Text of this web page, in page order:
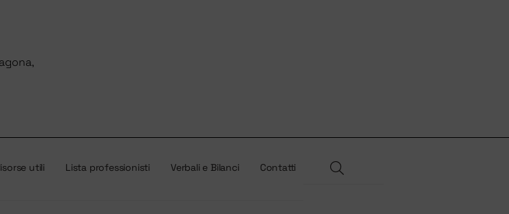
utili Lista professionisti Verbali e Bilanci Contatti